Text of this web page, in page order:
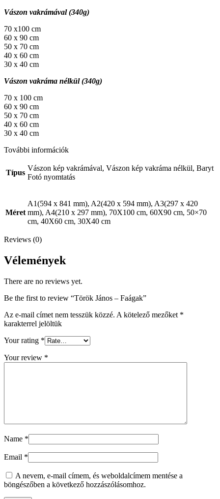
Vászon vakrámával (340g)
70 x100 cm
60 x 90 cm
50 x 70 cm
40 x 60 cm
30 x 40 cm
Vászon vakráma nélkül (340g)
70 x 100 cm
60 x 90 cm
50 x 70 cm
40 x 60 cm
30 x 40 cm
További információk
Típus
Vászon kép vakrámával, Vászon kép vakráma nélkül, Baryt
Fotó nyomtatás
Méret
A1(594 x 841 mm), A2(420 x 594 mm), A3(297 x 420
mm), A4(210 x 297 mm), 70X100 cm, 60X90 cm, 50×70
cm, 40X60 cm, 30X40 cm
Reviews (0)
Vélemények
There are no reviews yet.
Be the first to review “Török János – Faágak”
Az e-mail címet nem tesszük közzé. A kötelező mezőket *
karakterrel jelöltük
Your rating *
Your review *
Name *
Email *
A nevem, e-mail címem, és weboldalcímem mentése a
böngészőben a következő hozzászólásomhoz.